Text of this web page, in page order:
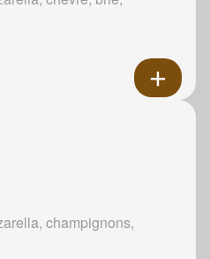
champignons,